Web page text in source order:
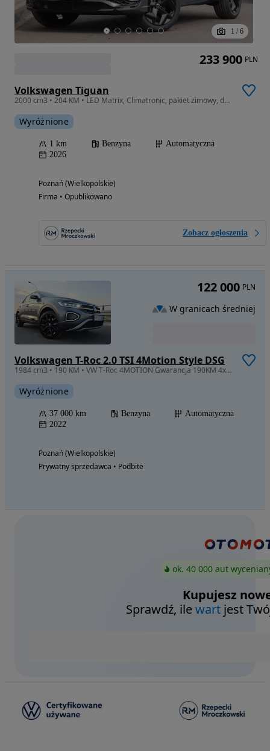
1 / 6
Volkswagen Tiguan
2000 cm3 • 204 KM • LED Matrix, Climatronic, pakiet zimowy, dostępny od ręki!
Wyróżnione
1 km Benzyna
Automatyczna
2026
Poznań (Wielkopolskie)
Firma • Opublikowano
Zobacz ogłoszenia
233 900 PLN
Volkswagen T-Roc 2.0 TSI 4Motion Style DSG
1984 cm3 • 190 KM • VW T-Roc 4MOTION Gwarancja 190KM 4x4 Automat DSG
Wyróżnione
37 000 km Benzyna
Automatyczna
2022
Poznań (Wielkopolskie)
Prywatny sprzedawca • Podbite
122 000 PLN
W granicach średniej
ok. 40 000 aut
Kupujesz
Sprawdź, ilewart jest